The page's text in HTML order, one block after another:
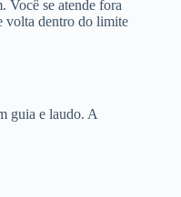
Você se atende fora
volta dentro do limite
guia e laudo. A